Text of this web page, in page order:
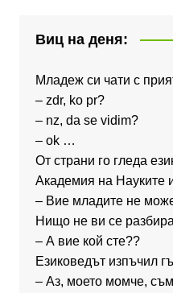
Виц на деня:
Младеж си чати с
– zdr, ko pr?
– nz, da se vidim?
– ok …
От страни го гледа
Академия на Науките
– Вие младите не
Нищо не ви се
– А вие кой сте??
Езиковедът изпъчил
– Аз, моето момче,